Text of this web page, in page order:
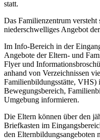
statt.
Das Familienzentrum
niederschwelliges Angebot
Im Info-Bereich in der
Angebote der Eltern- und
Flyer und
anhand von Verzeichnissen
Familienbildungsstätte, VHS)
Bewegungsbereich,
Umgebung informieren.
Die Eltern können über den
Briefkasten im
den Elternbildungsangeboten